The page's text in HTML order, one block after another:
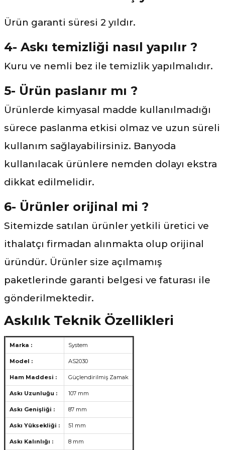
Ürün garanti süresi 2 yıldır.
4- Askı temizliği nasıl yapılır ?
Kuru ve nemli bez ile temizlik yapılmalıdır.
5- Ürün paslanır mı ?
Ürünlerde kimyasal madde kullanılmadığı
sürece paslanma etkisi olmaz ve uzun süreli
kullanım sağlayabilirsiniz. Banyoda
kullanılacak ürünlere nemden dolayı ekstra
dikkat edilmelidir.
6- Ürünler orijinal mi ?
Sitemizde satılan ürünler yetkili üretici ve
ithalatçı firmadan alınmakta olup orijinal
üründür. Ürünler size açılmamış
paketlerinde garanti belgesi ve faturası ile
gönderilmektedir.
Askılık Teknik Özellikleri
Marka : System
Model : AS2030
Ham Maddesi : Güçlendirilmiş Zamak
Askı Uzunluğu : 107 mm
Askı Genişliği : 87 mm
Askı Yüksekliği : 51 mm
Askı Kalınlığı : 8 mm